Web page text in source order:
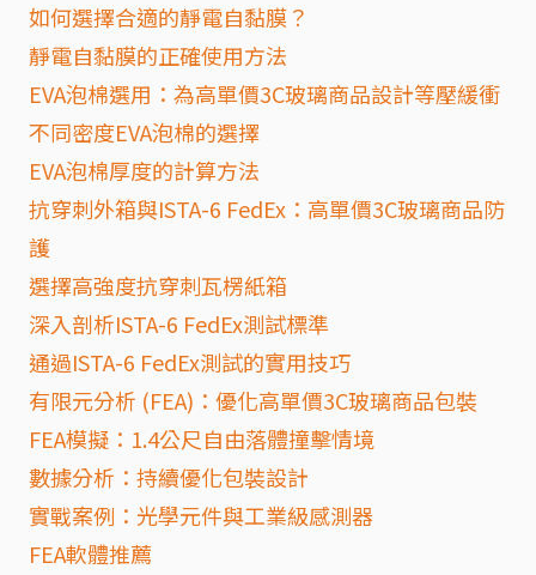
如何選擇合適的靜電自黏膜？
靜電自黏膜的正確使用方法
EVA泡棉選用：為高單價3C玻璃商品設計等壓緩衝
不同密度EVA泡棉的選擇
EVA泡棉厚度的計算方法
抗穿刺外箱與ISTA-6 FedEx：高單價3C玻璃商品防
護
選擇高強度抗穿刺瓦楞紙箱
深入剖析ISTA-6 FedEx測試標準
通過ISTA-6 FedEx測試的實用技巧
有限元分析 (FEA)：優化高單價3C玻璃商品包裝
FEA模擬：1.4公尺自由落體撞擊情境
數據分析：持續優化包裝設計
實戰案例：光學元件與工業級感測器
FEA軟體推薦